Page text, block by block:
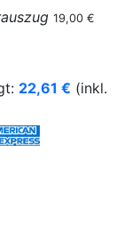
19,00 €
22,61 € (inkl.